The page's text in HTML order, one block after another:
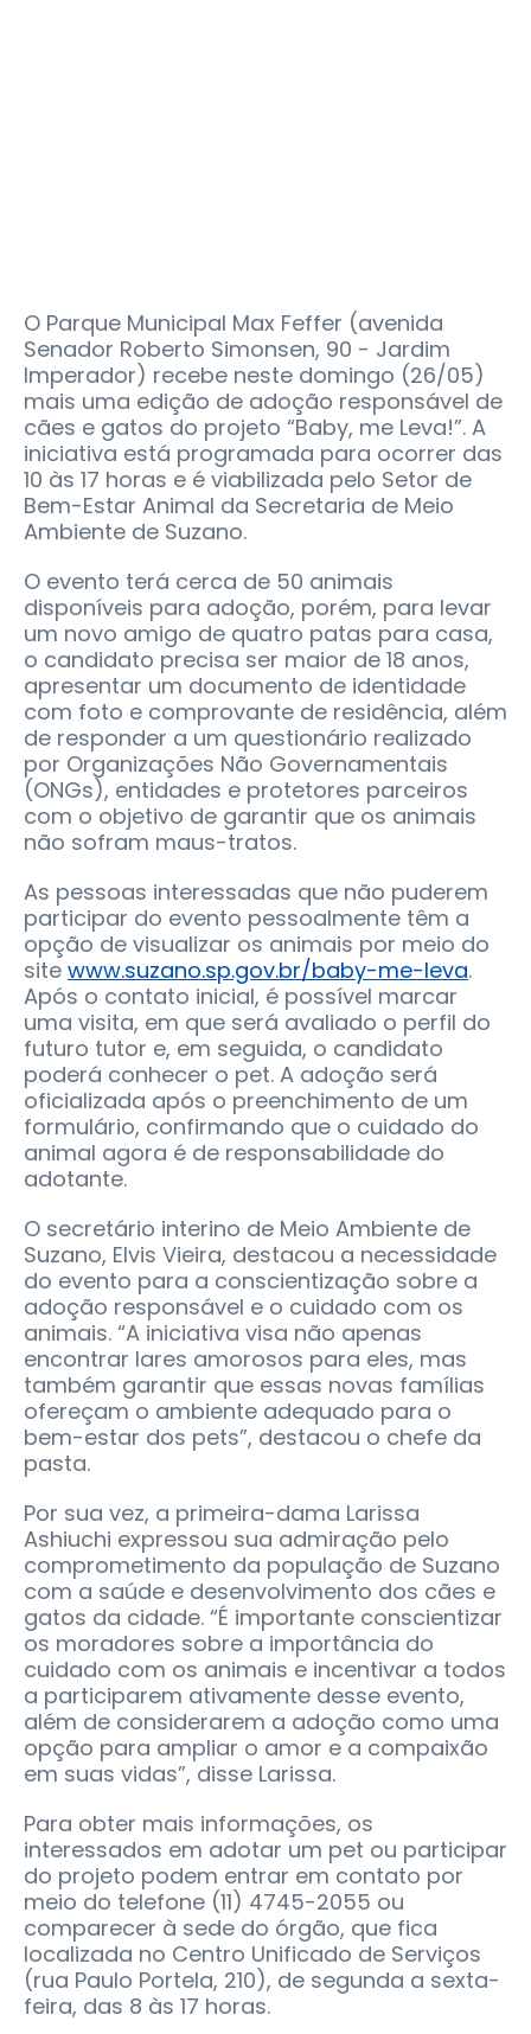
O Parque Municipal Max Feffer (avenida
Senador Roberto Simonsen, 90 - Jardim
Imperador) recebe neste domingo (26/05)
mais uma edição de adoção responsável de
cães e gatos do projeto “Baby, me Leva!”. A
iniciativa está programada para ocorrer das
10 às 17 horas e é viabilizada pelo Setor de
Bem-Estar Animal da Secretaria de Meio
Ambiente de Suzano.
O evento terá cerca de 50 animais
disponíveis para adoção, porém, para levar
um novo amigo de quatro patas para casa,
o candidato precisa ser maior de 18 anos,
apresentar um documento de identidade
com foto e comprovante de residência, além
de responder a um questionário realizado
por Organizações Não Governamentais
(ONGs), entidades e protetores parceiros
com o objetivo de garantir que os animais
não sofram maus-tratos.
As pessoas interessadas que não puderem
participar do evento pessoalmente têm a
opção de visualizar os animais por meio do
site www.suzano.sp.gov.br/baby-me-leva.
Após o contato inicial, é possível marcar
uma visita, em que será avaliado o perfil do
futuro tutor e, em seguida, o candidato
poderá conhecer o pet. A adoção será
oficializada após o preenchimento de um
formulário, confirmando que o cuidado do
animal agora é de responsabilidade do
adotante.
O secretário interino de Meio Ambiente de
Suzano, Elvis Vieira, destacou a necessidade
do evento para a conscientização sobre a
adoção responsável e o cuidado com os
animais. “A iniciativa visa não apenas
encontrar lares amorosos para eles, mas
também garantir que essas novas famílias
ofereçam o ambiente adequado para o
bem-estar dos pets”, destacou o chefe da
pasta.
Por sua vez, a primeira-dama Larissa
Ashiuchi expressou sua admiração pelo
comprometimento da população de Suzano
com a saúde e desenvolvimento dos cães e
gatos da cidade. “É importante conscientizar
os moradores sobre a importância do
cuidado com os animais e incentivar a todos
a participarem ativamente desse evento,
além de considerarem a adoção como uma
opção para ampliar o amor e a compaixão
em suas vidas”, disse Larissa.
Para obter mais informações, os
interessados em adotar um pet ou participar
do projeto podem entrar em contato por
meio do telefone (11) 4745-2055 ou
comparecer à sede do órgão, que fica
localizada no Centro Unificado de Serviços
(rua Paulo Portela, 210), de segunda a sexta-
feira, das 8 às 17 horas.